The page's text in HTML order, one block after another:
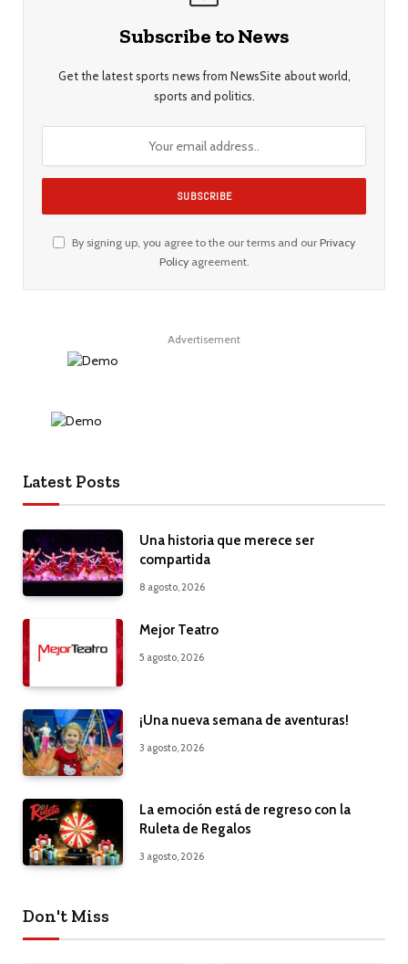
Subscribe to News
Get the latest sports news from NewsSite about world,
sports and politics.
By signing up, you agree to the our terms and our Privacy
Policyagreement.
Advertisement
Latest Posts
Una historia que merece ser
compartida
8 agosto, 2026
Mejor Teatro
5 agosto, 2026
¡Una nueva semana de aventuras!
3 agosto, 2026
La emoción está de regreso con la
Ruleta de Regalos
3 agosto, 2026
Don't Miss